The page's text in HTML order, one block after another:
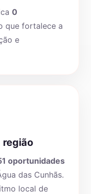
0
que fortalece a
e
região
oportunidades
das Cunhãs.
local de